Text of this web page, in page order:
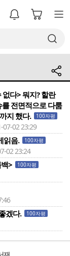
다> 뭐지? 할란
전면적으로 다룸
지 했다.
100자평
02 23:29
읽음. 100자평
02 23:24
> 100자평
겠다. 100자평